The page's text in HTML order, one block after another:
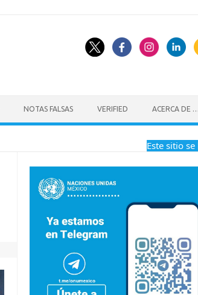
NOTAS FALSAS VERIFIED ACERCA DE …
Este sitio se ha